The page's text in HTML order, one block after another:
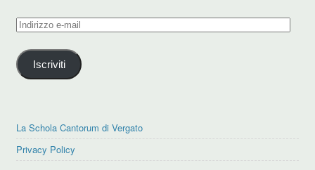
Indirizzo
mail
Iscriviti
La Schola Cantorum di Vergato
Privacy Policy